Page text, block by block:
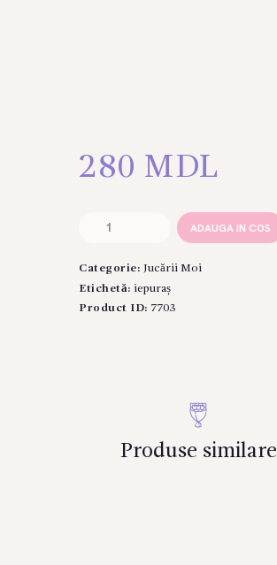
280 MDL
cm
ADAUGA IN COS
Categorie: Jucării Moi
Etichetă: iepuraș
Product ID: 7703
Produse similare